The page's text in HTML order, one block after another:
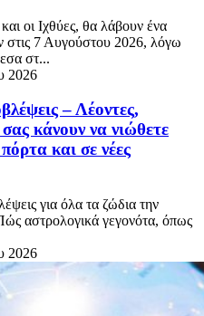
οι Ιχθύες, θα λάβουν ένα
στις 7 Αυγούστου 2026, λόγω
στ...
2026
– Λέοντες,
κάνουν να νιώθετε
και σε νέες
για όλα τα ζώδια την
αστρολογικά γεγονότα, όπως
2026